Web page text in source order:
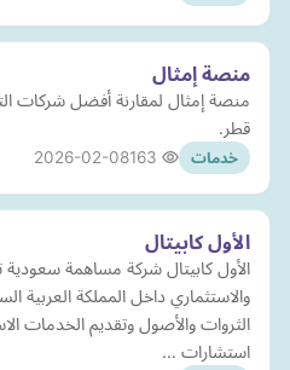
منصة إمثال
منصة إمثال لمقارنة أفضل شركات
قطر.
خدمات 2026-02-08
الأول كابيتال
الأول كابيتال شركة مساهمة سعودية
والاستثماري داخل المملكة العربية
الثروات والأصول وتقديم الخدمات
استشارات …